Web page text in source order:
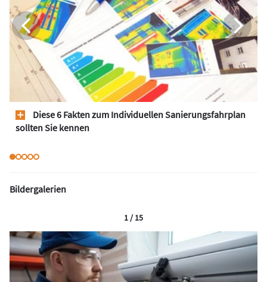
Diese 6 Fakten zum Individuellen Sanierungsfahrplan
sollten Sie kennen
Bildergalerien
1 / 15